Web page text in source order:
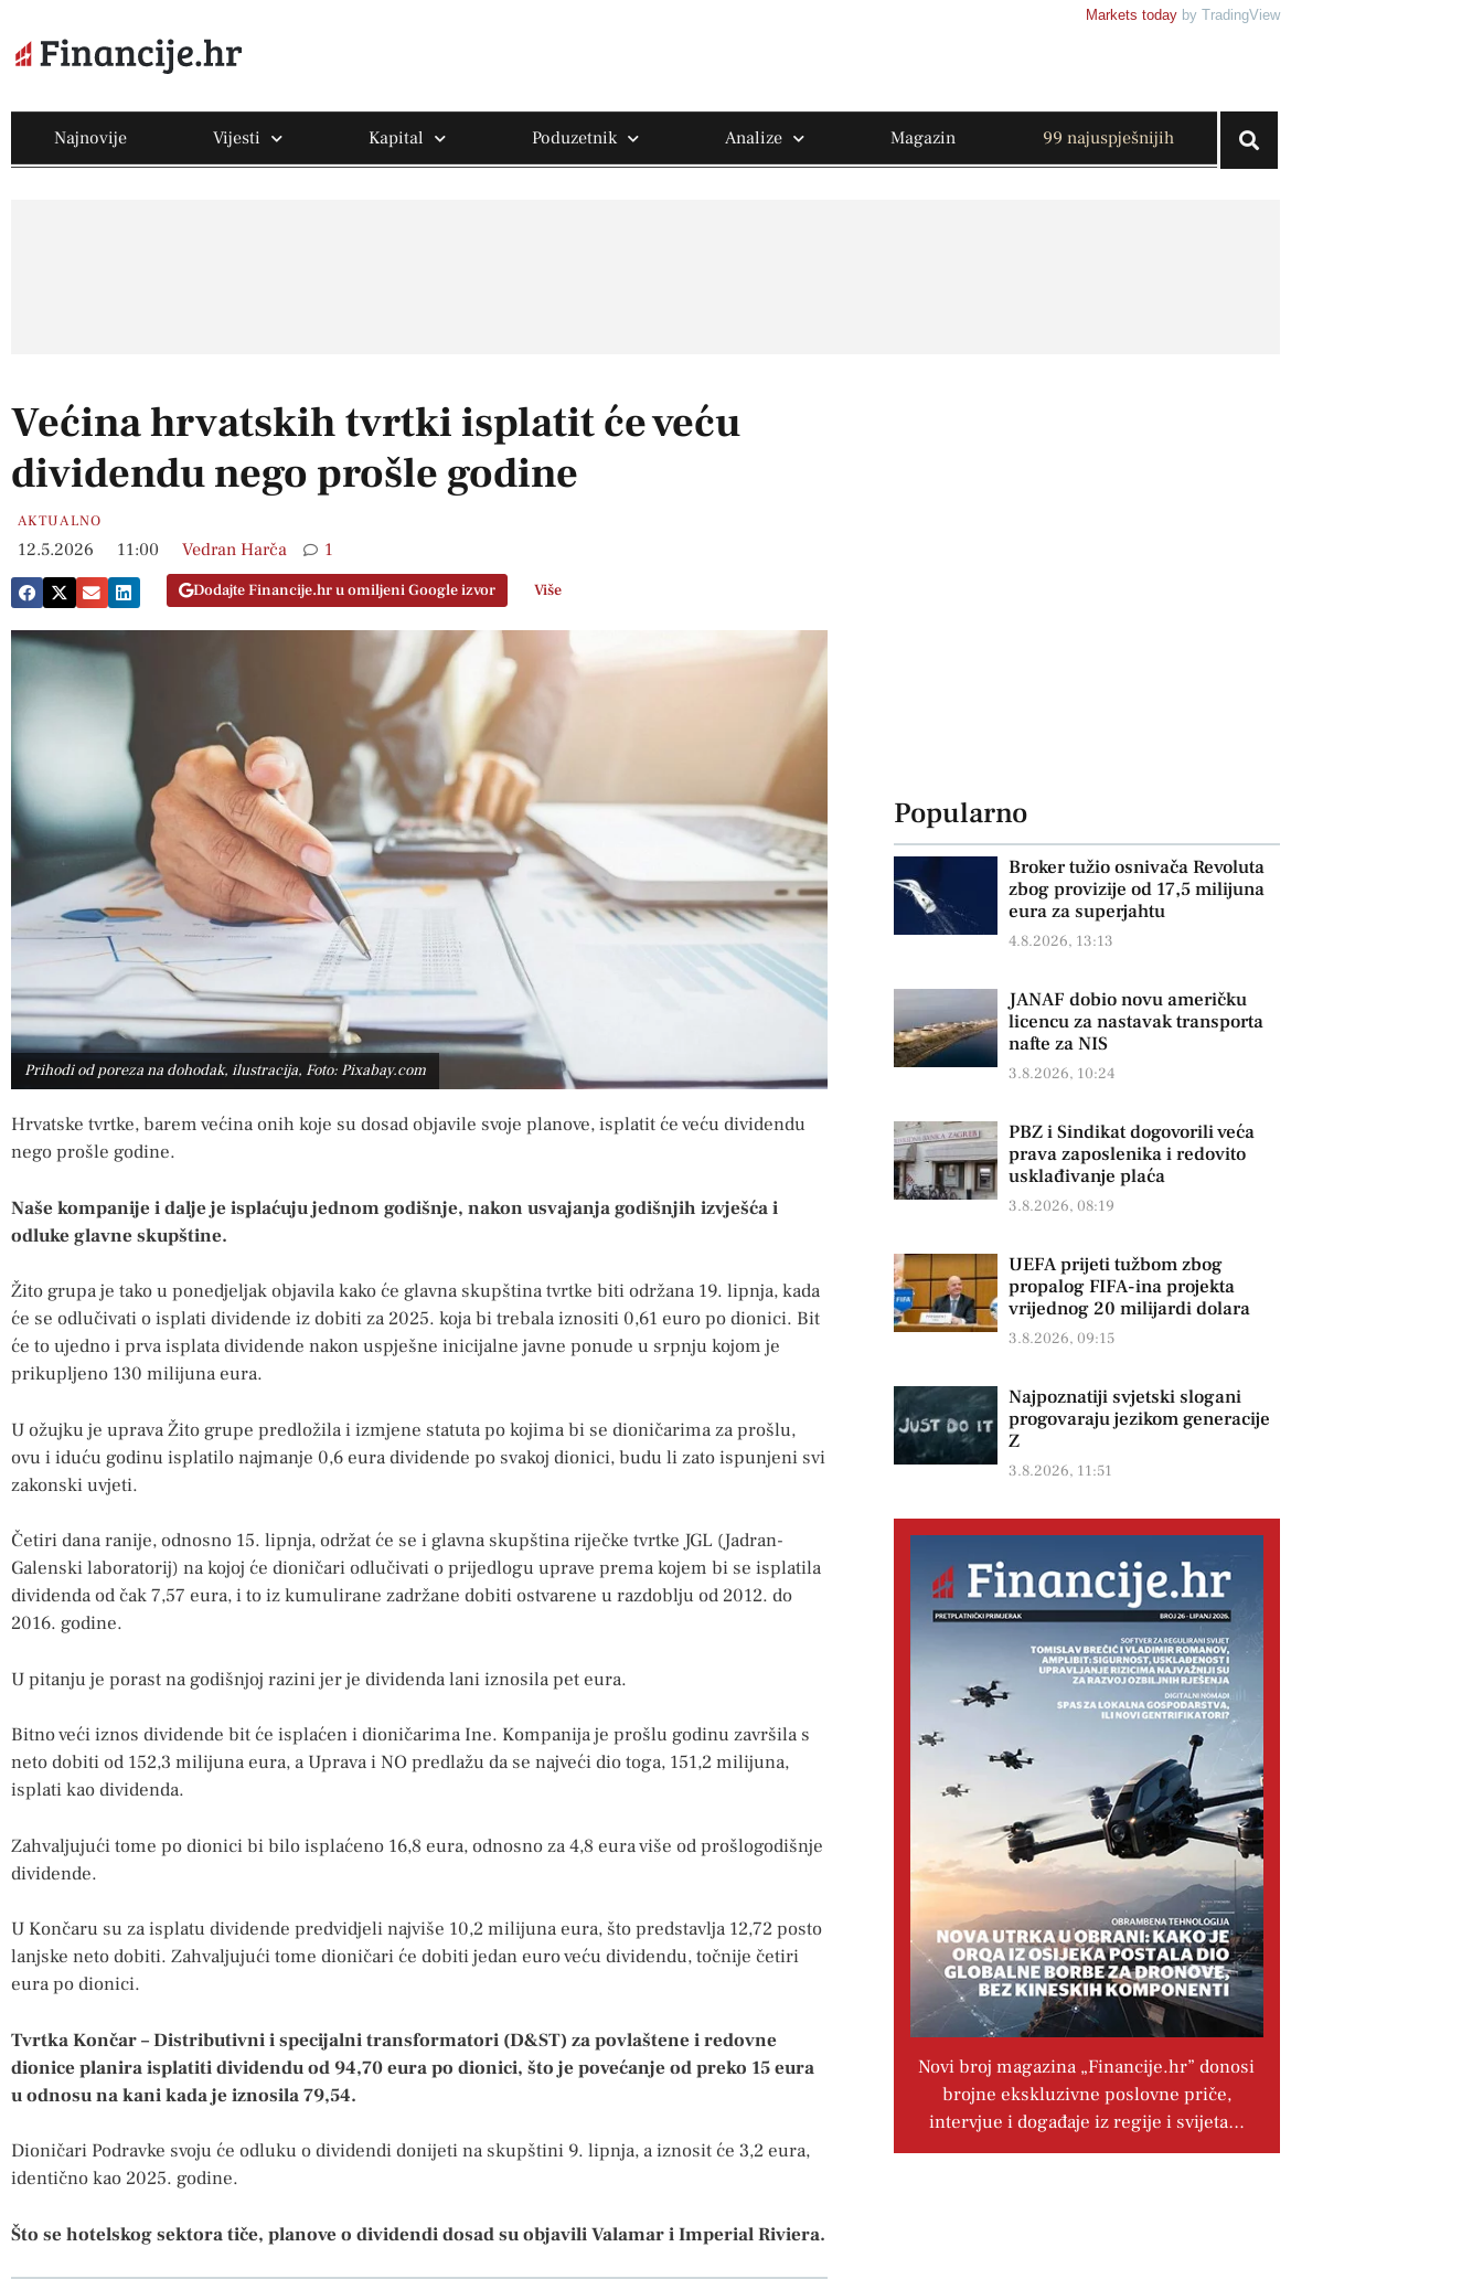
Markets today by TradingView
Najnovije Vijesti Kapital Poduzetnik Analize Magazin 99 najuspješnijih
Većina hrvatskih tvrtki isplatit će veću
dividendu nego prošle godine
AKTUALNO
12.5.2026 11:00 Vedran Harča 1
Dodajte Financije.hr u omiljeni Google izvor Više
Prihodi od poreza na dohodak, ilustracija, Foto: Pixabay.com
Hrvatske tvrtke, barem većina onih koje su dosad objavile svoje planove, isplatit će veću dividendu
nego prošle godine.
Naše kompanije i dalje je isplaćuju jednom godišnje, nakon usvajanja godišnjih izvješća i
odluke glavne skupštine.
Žito grupa je tako u ponedjeljak objavila kako će glavna skupština tvrtke biti održana 19. lipnja, kada
će se odlučivati o isplati dividende iz dobiti za 2025. koja bi trebala iznositi 0,61 euro po dionici. Bit
će to ujedno i prva isplata dividende nakon uspješne inicijalne javne ponude u srpnju kojom je
prikupljeno 130 milijuna eura.
U ožujku je uprava Žito grupe predložila i izmjene statuta po kojima bi se dioničarima za prošlu,
ovu i iduću godinu isplatilo najmanje 0,6 eura dividende po svakoj dionici, budu li zato ispunjeni svi
zakonski uvjeti.
Četiri dana ranije, odnosno 15. lipnja, održat će se i glavna skupština riječke tvrtke JGL (Jadran-
Galenski laboratorij) na kojoj će dioničari odlučivati o prijedlogu uprave prema kojem bi se isplatila
dividenda od čak 7,57 eura, i to iz kumulirane zadržane dobiti ostvarene u razdoblju od 2012. do
2016. godine.
U pitanju je porast na godišnjoj razini jer je dividenda lani iznosila pet eura.
Bitno veći iznos dividende bit će isplaćen i dioničarima Ine. Kompanija je prošlu godinu završila s
neto dobiti od 152,3 milijuna eura, a Uprava i NO predlažu da se najveći dio toga, 151,2 milijuna,
isplati kao dividenda.
Zahvaljujući tome po dionici bi bilo isplaćeno 16,8 eura, odnosno za 4,8 eura više od prošlogodišnje
dividende.
U Končaru su za isplatu dividende predvidjeli najviše 10,2 milijuna eura, što predstavlja 12,72 posto
lanjske neto dobiti. Zahvaljujući tome dioničari će dobiti jedan euro veću dividendu, točnije četiri
eura po dionici.
Tvrtka Končar – Distributivni i specijalni transformatori (D&ST) za povlaštene i redovne
dionice planira isplatiti dividendu od 94,70 eura po dionici, što je povećanje od preko 15 eura
u odnosu na kani kada je iznosila 79,54.
Dioničari Podravke svoju će odluku o dividendi donijeti na skupštini 9. lipnja, a iznosit će 3,2 eura,
identično kao 2025. godine.
Što se hotelskog sektora tiče, planove o dividendi dosad su objavili Valamar i Imperial Riviera.
Popularno
Broker tužio osnivača Revoluta
zbog provizije od 17,5 milijuna
eura za superjahtu
4.8.2026, 13:13
JANAF dobio novu američku
licencu za nastavak transporta
nafte za NIS
3.8.2026, 10:24
PBZ i Sindikat dogovorili veća
prava zaposlenika i redovito
usklađivanje plaća
3.8.2026, 08:19
UEFA prijeti tužbom zbog
propalog FIFA-ina projekta
vrijednog 20 milijardi dolara
3.8.2026, 09:15
Najpoznatiji svjetski slogani
progovaraju jezikom generacije
Z
3.8.2026, 11:51
Novi broj magazina „Financije.hr” donosi
brojne ekskluzivne poslovne priče,
intervjue i događaje iz regije i svijeta…